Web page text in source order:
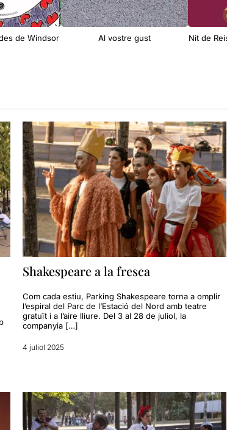
de Windsor Al vostre gust
Nit de
Shakespeare a la fresca
Com cada estiu, Parking Shakespeare torna a omplir
l’espiral del Parc de l’Estació del Nord amb teatre
gratuït i a l’aire lliure. Del 3 al 28 de juliol, la
companyia […]
4 juliol 2025